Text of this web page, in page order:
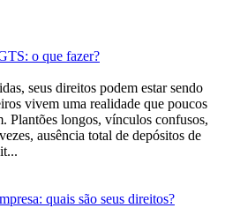
o que fazer?
seus direitos podem estar sendo
vivem uma realidade que poucos
Plantões longos, vínculos confusos,
ausência total de depósitos de
quais são seus direitos?